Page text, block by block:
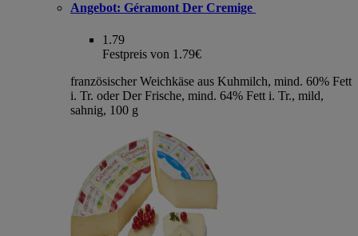
Angebot: Géramont Der Cremige
1.79
Festpreis von 1.79€
französischer Weichkäse aus Kuhmilch, mind. 60% Fett
i. Tr. oder Der Frische, mind. 64% Fett i. Tr., mild,
sahnig, 100 g